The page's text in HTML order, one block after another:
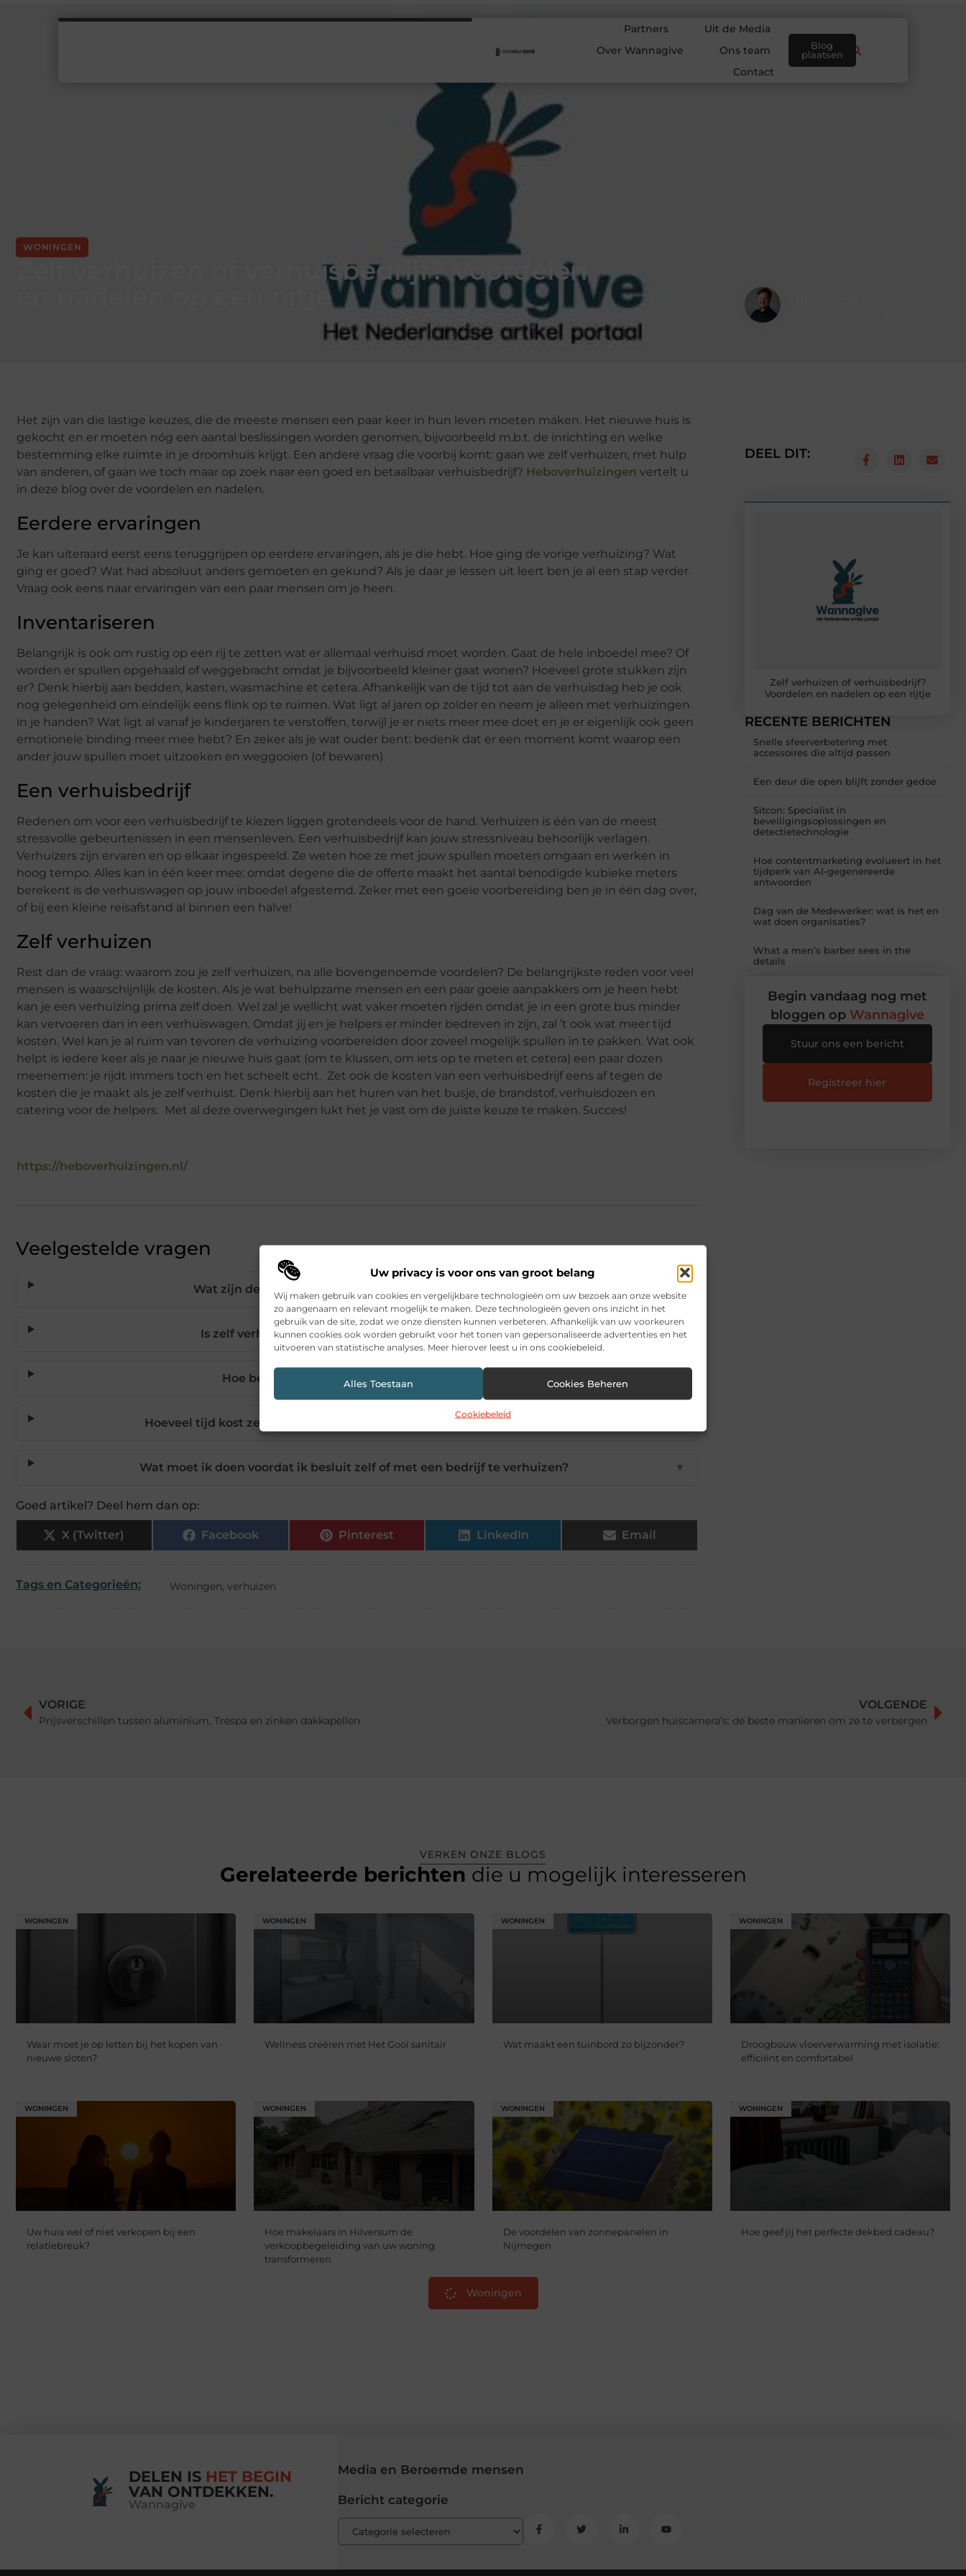
Uw privacy is voor ons van groot belang
Wij maken gebruik van cookies en vergelijkbare technologieën om uw bezoek aan onze website
zo aangenaam en relevant mogelijk te maken. Deze technologieën geven ons inzicht in het
gebruik van de site, zodat we onze diensten kunnen verbeteren. Afhankelijk van uw voorkeuren
kunnen cookies ook worden gebruikt voor het tonen van gepersonaliseerde advertenties en het
uitvoeren van statistische analyses. Meer hierover leest u in ons cookiebeleid.
Alles Toestaan Cookies Beheren
Cookiebeleid
Partners
Uit de Media
Over Wannagive
Ons team
Contact
Blog
plaatsen
WONINGEN
Zelf verhuizen of verhuisbedrijf? Voordelen
en nadelen op een rijtje
Het zijn van die lastige keuzes, die de meeste mensen een paar keer in hun leven moeten maken. Het nieuwe huis is
gekocht en er moeten nóg een aantal beslissingen worden genomen, bijvoorbeeld m.b.t. de inrichting en welke
bestemming elke ruimte in je droomhuis krijgt. Een andere vraag die voorbij komt: gaan we zelf verhuizen, met hulp
van anderen, of gaan we toch maar op zoek naar een goed en betaalbaar verhuisbedrijf? Heboverhuizingen vertelt u
in deze blog over de voordelen en nadelen.
Eerdere ervaringen
Je kan uiteraard eerst eens teruggrijpen op eerdere ervaringen, als je die hebt. Hoe ging de vorige verhuizing? Wat
ging er goed? Wat had absoluut anders gemoeten en gekund? Als je daar je lessen uit leert ben je al een stap verder.
Vraag ook eens naar ervaringen van een paar mensen om je heen.
Inventariseren
Belangrijk is ook om rustig op een rij te zetten wat er allemaal verhuisd moet worden. Gaat de hele inboedel mee? Of
worden er spullen opgehaald of weggebracht omdat je bijvoorbeeld kleiner gaat wonen? Hoeveel grote stukken zijn
er? Denk hierbij aan bedden, kasten, wasmachine et cetera. Afhankelijk van de tijd tot aan de verhuisdag heb je ook
nog gelegenheid om eindelijk eens flink op te ruimen. Wat ligt al jaren op zolder en neem je alleen met verhuizingen
in je handen? Wat ligt al vanaf je kinderjaren te verstoffen, terwijl je er niets meer mee doet en je er eigenlijk ook geen
emotionele binding meer mee hebt? En zeker als je wat ouder bent: bedenk dat er een moment komt waarop een
ander jouw spullen moet uitzoeken en weggooien (of bewaren).
Een verhuisbedrijf
Redenen om voor een verhuisbedrijf te kiezen liggen grotendeels voor de hand. Verhuizen is één van de meest
stressvolle gebeurtenissen in een mensenleven. Een verhuisbedrijf kan jouw stressniveau behoorlijk verlagen.
Verhuizers zijn ervaren en op elkaar ingespeeld. Ze weten hoe ze met jouw spullen moeten omgaan en werken in
hoog tempo. Alles kan in één keer mee: omdat degene die de offerte maakt het aantal benodigde kubieke meters
berekent is de verhuiswagen op jouw inboedel afgestemd. Zeker met een goeie voorbereiding ben je in één dag over,
of bij een kleine reisafstand al binnen een halve!
Zelf verhuizen
Rest dan de vraag: waarom zou je zelf verhuizen, na alle bovengenoemde voordelen? De belangrijkste reden voor veel
mensen is waarschijnlijk de kosten. Als je wat behulpzame mensen en een paar goeie aanpakkers om je heen hebt
kan je een verhuizing prima zelf doen. Wel zal je wellicht wat vaker moeten rijden omdat je in een grote bus minder
kan vervoeren dan in een verhuiswagen. Omdat jij en je helpers er minder bedreven in zijn, zal ’t ook wat meer tijd
kosten. Wel kan je al ruim van tevoren de verhuizing voorbereiden door zoveel mogelijk spullen in te pakken. Wat ook
helpt is iedere keer als je naar je nieuwe huis gaat (om te klussen, om iets op te meten et cetera) een paar dozen
meenemen: je rijdt immers toch en het scheelt echt. Zet ook de kosten van een verhuisbedrijf eens af tegen de
kosten die je maakt als je zelf verhuist. Denk hierbij aan het huren van het busje, de brandstof, verhuisdozen en
catering voor de helpers. Met al deze overwegingen lukt het je vast om de juiste keuze te maken. Succes!
https://heboverhuizingen.nl/
Veelgestelde vragen
Wat zijn de voordelen van een verhuisbedrijf inhuren? ▼
Is zelf verhuizen goedkoper dan een verhuisbedrijf? ▼
Hoe bereid ik een zelf verhuizing goed voor?
Hoeveel tijd kost zelf verhuizen in vergelijking met een verhuisbedrijf?
Wat moet ik doen voordat ik besluit zelf of met een bedrijf te verhuizen? ▼
Goed artikel? Deel hem dan op:
X (Twitter) Facebook Pinterest LinkedIn Email
Tags en Categorieën: Woningen, verhuizen
DEEL DIT:
Zelf verhuizen of verhuisbedrijf?
Voordelen en nadelen op een rijtje
RECENTE BERICHTEN
Snelle sfeerverbetering met
accessoires die altijd passen
Een deur die open blijft zonder gedoe
Sitcon: Specialist in
beveiligingsoplossingen en
detectietechnologie
Hoe contentmarketing evolueert in het
tijdperk van AI-gegenereerde
antwoorden
Dag van de Medewerker: wat is het en
wat doen organisaties?
What a men’s barber sees in the
details
Begin vandaag nog met
bloggen op Wannagive
Stuur ons een bericht
Registreer hier
VORIGE
Prijsverschillen tussen aluminium, Trespa en zinken dakkapellen
VOLGENDE
Verborgen huiscamera’s: de beste manieren om ze te verbergen
VERKEN ONZE BLOGS
Gerelateerde berichten die u mogelijk interesseren
WONINGEN
Waar moet je op letten bij het kopen van
nieuwe sloten?
WONINGEN
Wellness creëren met Het Gooi sanitair
WONINGEN
Wat maakt een tuinbord zo bijzonder?
WONINGEN
Droogbouw vloerverwarming met isolatie:
efficiënt en comfortabel
WONINGEN
Uw huis wel of niet verkopen bij een
relatiebreuk?
WONINGEN
Hoe makelaars in Hilversum de
verkoopbegeleiding van uw woning
transformeren
WONINGEN
De voordelen van zonnepanelen in
Nijmegen
WONINGEN
Hoe geef jij het perfecte dekbed cadeau?
Woningen
DELEN IS HET BEGIN
VAN ONTDEKKEN.
Wannagive
Media en Beroemde mensen
Bericht categorie